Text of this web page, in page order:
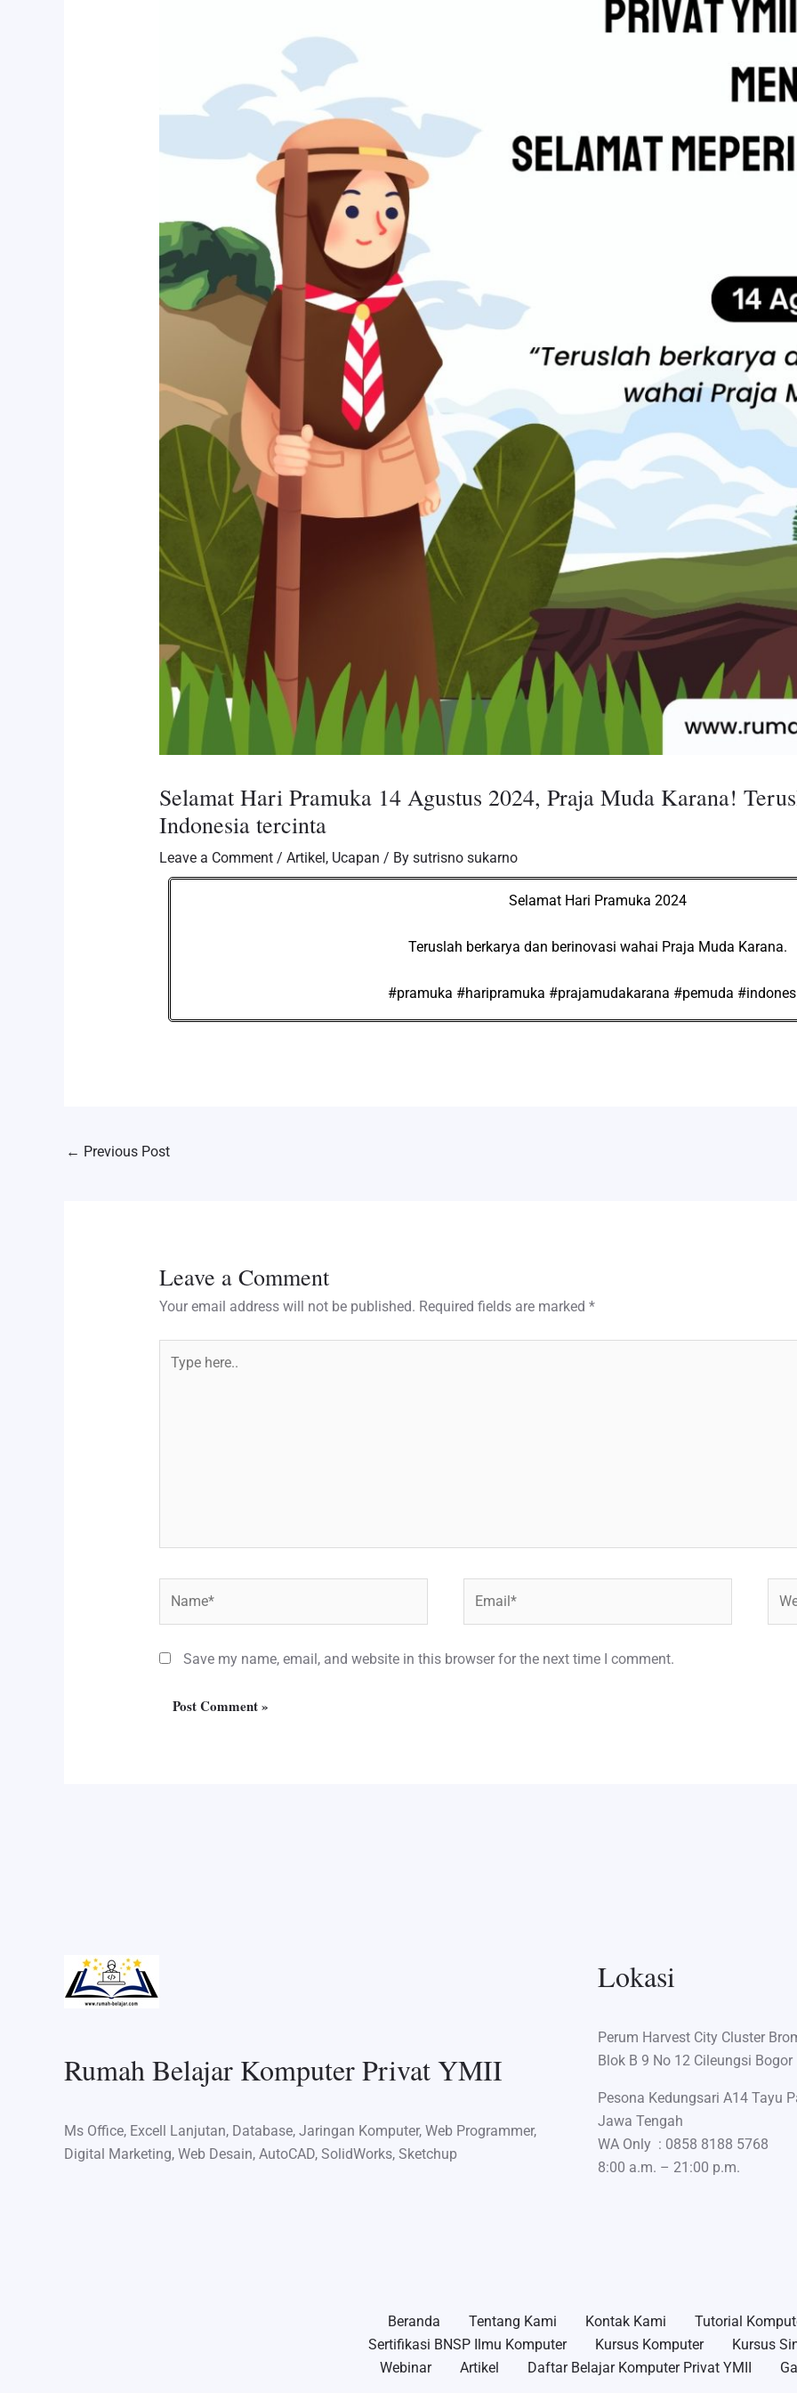
Selamat Hari Pramuka 14 Agustus 2024, Praja Muda Karana!
Indonesia tercinta
Leave a Comment / Artikel, Ucapan / By sutrisno sukarno
Selamat Hari Pramuka 2024
Teruslah berkarya dan berinovasi wahai Praja Muda Karana.
#pramuka #haripramuka #prajamudakarana #pemuda
← Previous Post
Leave a Comment
Your email address will not be published. Required fields are marked *
here..
Save my name, email, and website in this browser for the next time I comment.
Rumah Belajar Komputer Privat YMII
Ms Office, Excell Lanjutan, Database, Jaringan Komputer, Web Programmer,
Digital Marketing, Web Desain, AutoCAD, SolidWorks, Sketchup
Lokasi
Perum Harvest City Cluster
Blok B 9 No 12 Cileungsi
Pesona Kedungsari A14 Tayu
Jawa Tengah
WA Only : 0858 8188 5768
8:00 a.m. – 21:00 p.m.
Beranda Tentang Kami Kontak Kami
Tutorial
Sertifikasi BNSP Ilmu Komputer
Kursus Komputer
Kursus
Webinar
Artikel Daftar Belajar Komputer Privat YMII